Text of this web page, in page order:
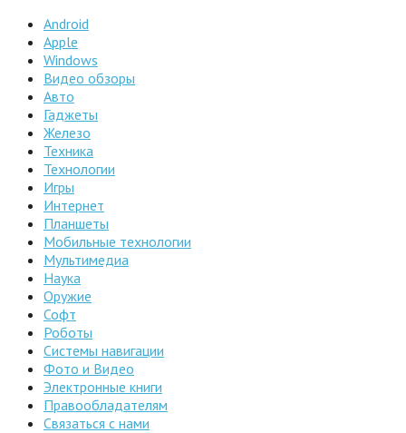
Android
Apple
Windows
Видео обзоры
Авто
Гаджеты
Железо
Техника
Технологии
Игры
Интернет
Планшеты
Мобильные технологии
Мультимедиа
Наука
Оружие
Софт
Роботы
Системы навигации
Фото и Видео
Электронные книги
Правообладателям
Связаться с нами